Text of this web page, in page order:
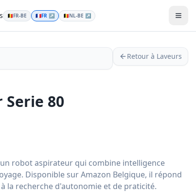
🇧🇪FR-BE 🇫🇷FR ↗ 🇧🇪NL-BE ↗
Retour à Laveurs
80
robot aspirateur qui combine intelligence
Disponible sur Amazon Belgique, il répond
la recherche d'autonomie et de praticité.